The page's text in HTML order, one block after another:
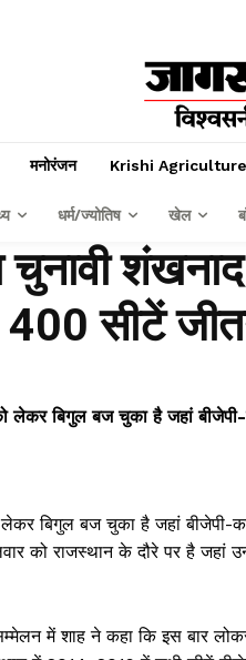
मनोरंजन Krishi Agriculture
धर्म/ज्योतिष खेल
400 सीटें
बिगुल बज चुका है जहां बीजेपी-
बिगुल बज चुका है जहां बीजेपी-
को राजस्थान के दौरे पर है जहां
में शाह ने कहा कि इस बार